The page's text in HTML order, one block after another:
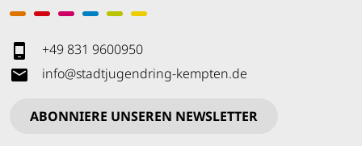
+49 831 9600950
info@stadtjugendring-kempten.de
ABONNIERE UNSEREN NEWSLETTER